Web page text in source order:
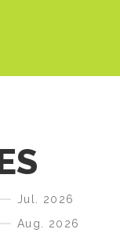
Jul. 2026
Aug. 2026